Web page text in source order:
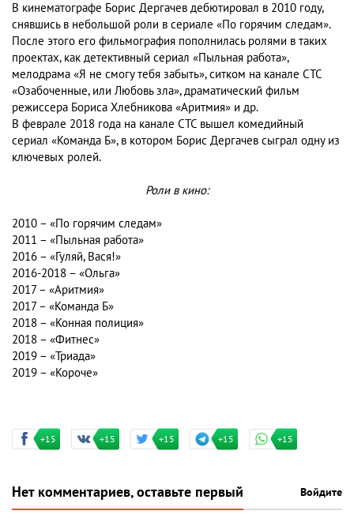
В кинематографе Борис Дергачев дебютировал в 2010 году,
снявшись в небольшой роли в сериале «По горячим следам».
После этого его фильмография пополнилась ролями в таких
проектах, как детективный сериал «Пыльная работа»,
мелодрама «Я не смогу тебя забыть», ситком на канале СТС
«Озабоченные, или Любовь зла», драматический фильм
режиссера Бориса Хлебникова «Аритмия» и др.
В феврале 2018 года на канале СТС вышел комедийный
сериал «Команда Б», в котором Борис Дергачев сыграл одну из
ключевых ролей.
Роли в кино:
2010 – «По горячим следам»
2011 – «Пыльная работа»
2016 – «Гуляй, Вася!»
2016-2018 – «Ольга»
2017 – «Аритмия»
2017 – «Команда Б»
2018 – «Конная полиция»
2018 – «Фитнес»
2019 – «Триада»
2019 – «Короче»
+15 +15 +15 +15 +15
Нет комментариев, оставьте первый Войдите